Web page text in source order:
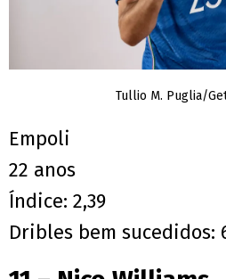
Tullio M. Puglia/
Empoli
22 anos
Índice: 2,39
Dribles bem sucedidos: